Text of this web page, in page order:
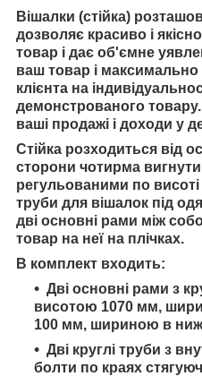
Вішалки (стійка)
дозволяє красиво і
товар і дає об'ємне
ваш товар і максимально
клієнта на
демонстрованого товару.
ваші продажі і доходи у
Стійка розходиться від
сторони чотирма
регульованими по
труби для вішалок під
дві основні рами між
товар на неї на плічках.
В комплект входить:
Дві основні рами з
висотою 1070 мм,
100 мм, шириною в
Дві круглі труби з
болти по краях